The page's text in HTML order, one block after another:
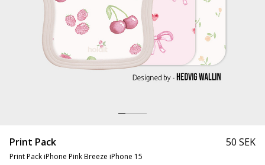
Print Pack
Print Pack iPhone Pink Breeze iPhone 15
50 SEK